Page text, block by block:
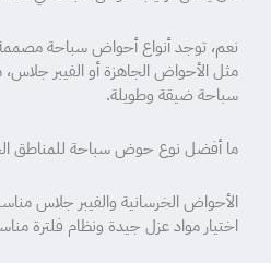
نعم، توجد أنواع أحواض سباحة
مثل الأحواض الجاهزة أو الفيبر
سباحة ضيقة وطويلة.
ما أفضل نوع حوض سباحة للمناطق
الأحواض الخرسانية والفيبر جلاس
اختيار مواد عزل جيدة ونظام فلترة